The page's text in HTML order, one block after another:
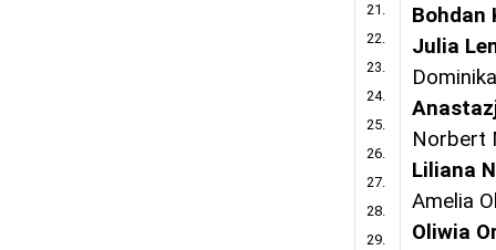
21.
22.
23.
24.
25.
26.
27.
28.
29.
Bohdan
Julia
Norbert
Liliana
Amelia
Oliwia